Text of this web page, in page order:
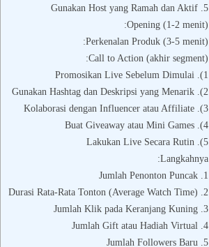
5. Gunakan Host yang Ramah dan Aktif
Opening (1-2 menit):
Perkenalan Produk (3-5 menit):
Call to Action (akhir segment):
1). Promosikan Live Sebelum Dimulai
2). Gunakan Hashtag dan Deskripsi yang Menarik
3). Kolaborasi dengan Influencer atau Affiliate
4). Buat Giveaway atau Mini Games
5). Lakukan Live Secara Rutin
Langkahnya:
1. Jumlah Penonton Puncak
2. Durasi Rata-Rata Tonton (Average Watch Time)
3. Jumlah Klik pada Keranjang Kuning
4. Jumlah Gift atau Hadiah Virtual
5. Jumlah Followers Baru